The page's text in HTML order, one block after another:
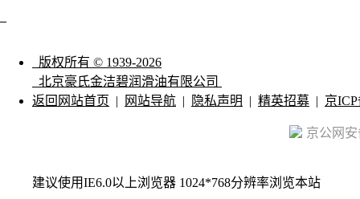
版权所有 © 1939-2026
北京豪氏金洁碧润滑油有限公司
返回网站首页 | 网站导航 | 隐私声明 | 精英招募 | 京
京公网安
建议使用IE6.0以上浏览器 1024*768分辨率浏览本站